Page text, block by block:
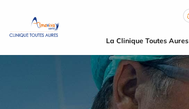
La Clinique Toutes Aures